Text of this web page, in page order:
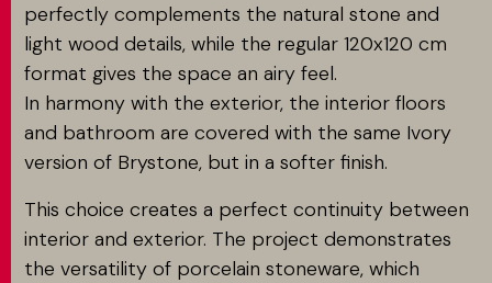
perfectly complements the natural stone and
light wood details, while the regular 120x120 cm
format gives the space an airy feel.
In harmony with the exterior, the interior floors
and bathroom are covered with the same Ivory
version of Brystone, but in a softer finish.
This choice creates a perfect continuity between
interior and exterior. The project demonstrates
the versatility of porcelain stoneware, which